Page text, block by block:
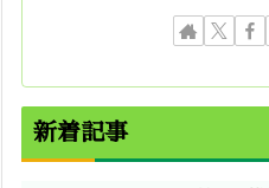
新着記事